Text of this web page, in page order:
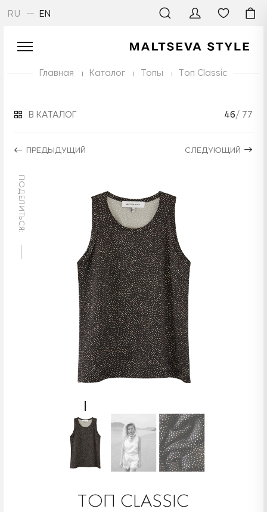
RU EN
Главная Каталог Топы Топ Classic
В КАТАЛОГ
ПРЕДЫДУЩИЙ
46/ 77
СЛЕДУЮЩИЙ
ПОДЕЛИТЬСЯ:
ТОП CLASSIC